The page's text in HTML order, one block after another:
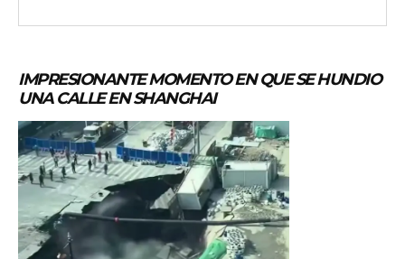
IMPRESIONANTE MOMENTO EN QUE SE HUNDIO
UNA CALLE EN SHANGHAI